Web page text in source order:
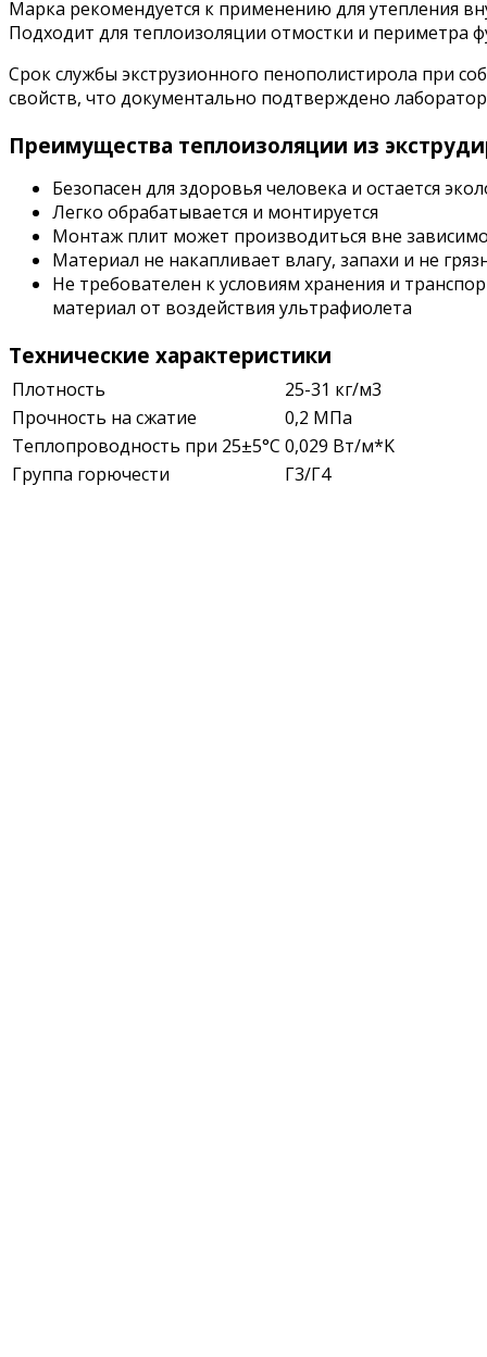
Марка рекомендуется к применению для утепления
Подходит для теплоизоляции отмостки и периметра
Срок службы экструзионного пенополистирола при
свойств, что документально подтверждено
Преимущества теплоизоляции из
Безопасен для здоровья человека и остается
Легко обрабатывается и монтируется
Монтаж плит может производиться вне
Материал не накапливает влагу, запахи и не
Не требователен к условиям хранения и
материал от воздействия ультрафиолета
Технические характеристики
Плотность
25-31 кг/м3
Прочность на сжатие
0,2 МПа
Теплопроводность при 25±5°С 0,029 Вт/м*K
Группа горючести
Г3/Г4